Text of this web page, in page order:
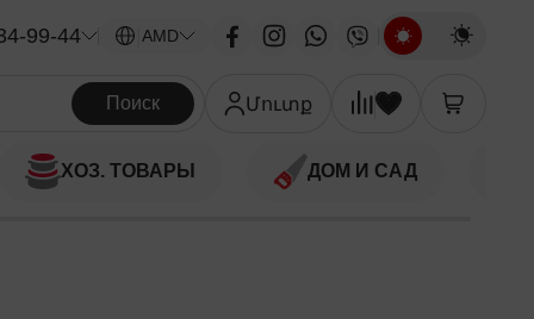
99-44 AMD
Поиск Մուտք
ХОЗ. ТОВАРЫ ДОМ И САД